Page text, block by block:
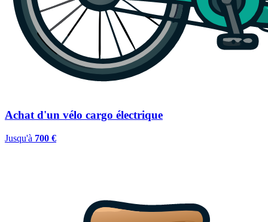
Achat d'un vélo cargo électrique
Jusqu'à 700 €